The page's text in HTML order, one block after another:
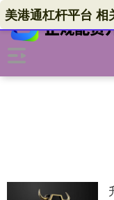
美港通杠杆平台 相